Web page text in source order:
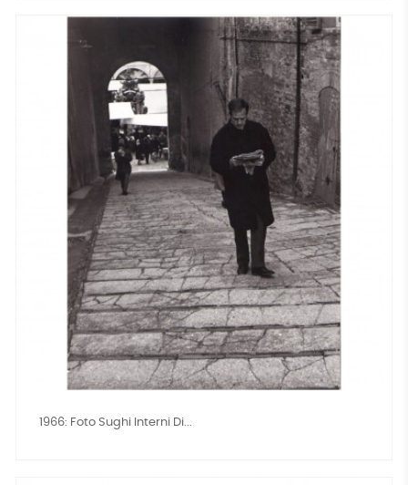
1966: Foto Sughi Interni Di...